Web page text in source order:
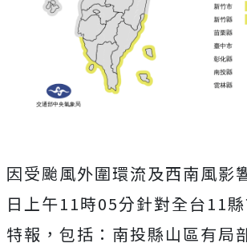
因受颱風外圍環流及西南風影
日上午11時05分針對全台11
特報，包括：南投縣山區有局